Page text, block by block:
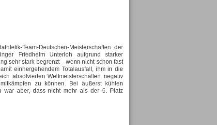
Team-Deutschen-Meisterschaften der
Friedhelm Unterloh aufgrund starker
sehr stark begrenzt – wenn nicht schon fast
einhergehendem Totalausfall, ihm in die
absolvierten Weltmeisterschaften negativ
zu können. Bei äußerst kühlen
war aber, dass nicht mehr als der 6. Platz